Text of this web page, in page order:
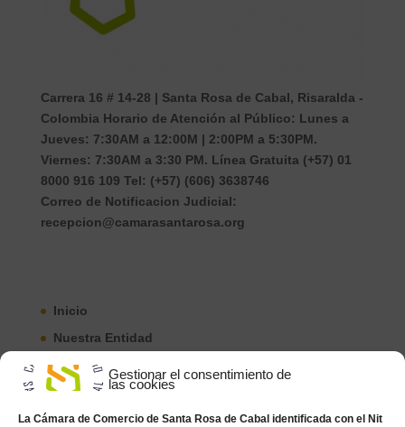
Gestionar el consentimiento de
las cookies
La Cámara de Comercio de Santa Rosa de Cabal identificada con el Nit
Carrera 16 # 14-28 | Santa Rosa de Cabal, Risaralda -
Colombia Horario de Atención al Público: Lunes a
Jueves: 7:30AM a 12:00M | 2:00PM a 5:30PM.
Viernes: 7:30AM a 3:30 PM. Línea Gratuita (+57) 01
8000 916 109 Tel: (+57) (606) 3638746
Correo de Notificacion Judicial:
recepcion@camarasantarosa.org
Inicio
Nuestra Entidad
Registros Públicos
Ley de Transparencia
Servicios en Línea